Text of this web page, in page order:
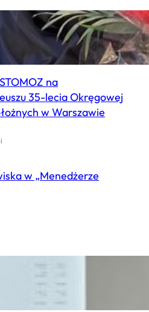
na
35-lecia Okręgowej
w Warszawie
w „Menedżerze